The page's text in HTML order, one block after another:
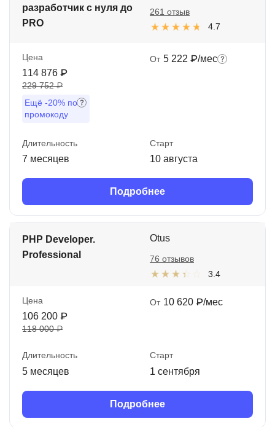
разработчик с нуля до
PRO
4.7
261 отзыв
Цена
114 876 ₽
229 752 ₽
Ещё -20% по
промокоду
От 5 222 ₽/мес
Длительность
7 месяцев
Старт
10 августа
Подробнее
PHP Developer.
Professional
Otus
3.4
76 отзывов
Цена
106 200 ₽
118 000 ₽
От 10 620 ₽/мес
Длительность
5 месяцев
Старт
1 сентября
Подробнее